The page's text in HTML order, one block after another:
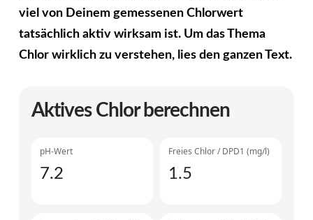
viel von Deinem gemessenen Chlorwert
tatsächlich aktiv wirksam ist. Um das Thema
Chlor wirklich zu verstehen, lies den ganzen Text.
Aktives Chlor berechnen
pH-Wert Freies Chlor / DPD1 (mg/l)